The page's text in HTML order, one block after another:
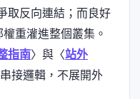
取反向連結；而良好
重灌進整個叢集。
指南〉與〈站外
接邏輯，不展開外